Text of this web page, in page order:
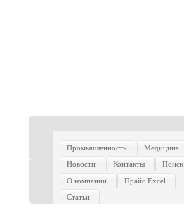
Промышленность
Медицина
Новости
Контакты
Поиск
О компании
Прайс Excel
Статьи